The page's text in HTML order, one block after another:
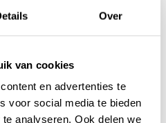
Over
van cookies
en advertenties te
voor social media te bieden
analyseren. Ook delen we
1200 mm (per stuk)
€55,95